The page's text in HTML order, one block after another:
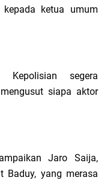
kepada ketua umum
Kepolisian segera
siapa aktor
Jaro Saija,
Baduy, yang merasa